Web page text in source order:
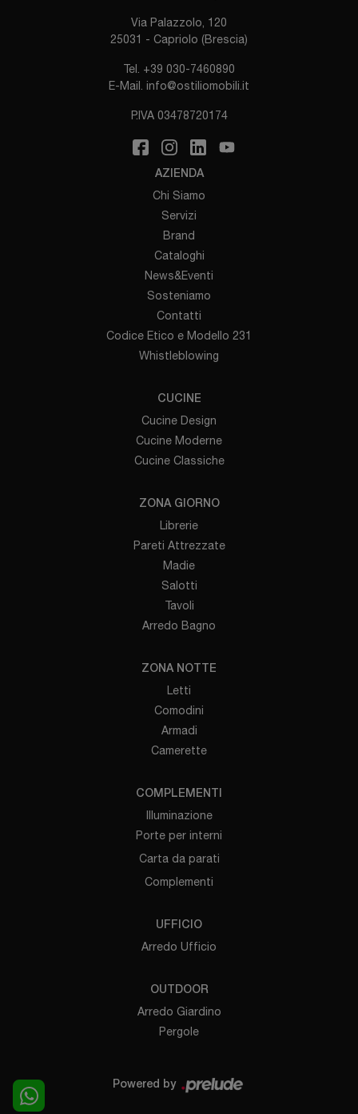
Via Palazzolo, 120
25031 - Capriolo (Brescia)
Tel. +39 030-7460890
E-Mail. info@ostiliomobili.it
P.IVA 03478720174
AZIENDA
Chi Siamo
Servizi
Brand
Cataloghi
News&Eventi
Sosteniamo
Contatti
Codice Etico e Modello 231
Whistleblowing
CUCINE
Cucine Design
Cucine Moderne
Cucine Classiche
ZONA GIORNO
Librerie
Pareti Attrezzate
Madie
Salotti
Tavoli
Arredo Bagno
ZONA NOTTE
Letti
Comodini
Armadi
Camerette
COMPLEMENTI
Illuminazione
Porte per interni
Carta da parati
Complementi
UFFICIO
Arredo Ufficio
OUTDOOR
Arredo Giardino
Pergole
Powered by